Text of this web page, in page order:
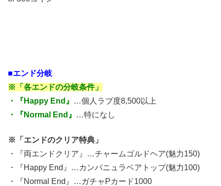
■エンド分岐
※「各エンドの分岐条件」
・『Happy End』
…個人ラブ度8,500以上
・『Normal End』
…特になし
※「エンドのクリア特典」
・『両エンドクリア』…チャームゴルドヘア(魅力150)
・『Happy End』…カンパニュラベアトップ(魅力100)
・『Normal End』…ガチャPカード1000